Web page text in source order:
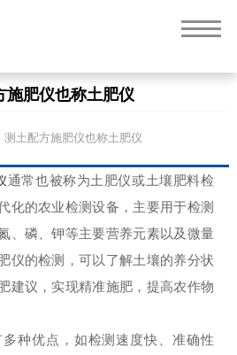
施肥仪也称土肥仪
测土配方施肥仪也称土肥仪
通常也被称为土肥仪或土壤肥料检
化的农业检测设备，主要用于检测
、磷、钾等主要营养元素以及微量
仪的检测，可以了解土壤的养分状
建议，实现精准施肥，提高农作物
优点，如检测速度快、准确性